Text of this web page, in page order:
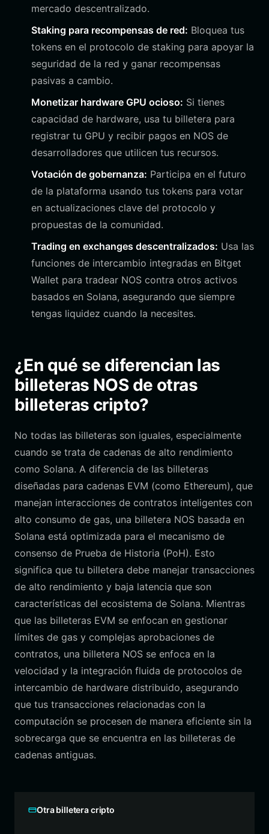
mercado descentralizado.
Staking para recompensas de red: Bloquea tus
tokens en el protocolo de staking para apoyar la
seguridad de la red y ganar recompensas
pasivas a cambio.
Monetizar hardware GPU ocioso: Si tienes
capacidad de hardware, usa tu billetera para
registrar tu GPU y recibir pagos en NOS de
desarrolladores que utilicen tus recursos.
Votación de gobernanza: Participa en el futuro
de la plataforma usando tus tokens para votar
en actualizaciones clave del protocolo y
propuestas de la comunidad.
Trading en exchanges descentralizados: Usa las
funciones de intercambio integradas en Bitget
Wallet para tradear NOS contra otros activos
basados en Solana, asegurando que siempre
tengas liquidez cuando la necesites.
¿En qué se diferencian las
billeteras NOS de otras
billeteras cripto?
No todas las billeteras son iguales, especialmente
cuando se trata de cadenas de alto rendimiento
como Solana. A diferencia de las billeteras
diseñadas para cadenas EVM (como Ethereum), que
manejan interacciones de contratos inteligentes con
alto consumo de gas, una billetera NOS basada en
Solana está optimizada para el mecanismo de
consenso de Prueba de Historia (PoH). Esto
significa que tu billetera debe manejar transacciones
de alto rendimiento y baja latencia que son
características del ecosistema de Solana. Mientras
que las billeteras EVM se enfocan en gestionar
límites de gas y complejas aprobaciones de
contratos, una billetera NOS se enfoca en la
velocidad y la integración fluida de protocolos de
intercambio de hardware distribuido, asegurando
que tus transacciones relacionadas con la
computación se procesen de manera eficiente sin la
sobrecarga que se encuentra en las billeteras de
cadenas antiguas.
Otra billetera cripto